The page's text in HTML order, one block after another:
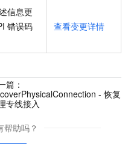
信息更
错误码
查看变更详情
篇：
- 恢复
专线接入
帮助吗？